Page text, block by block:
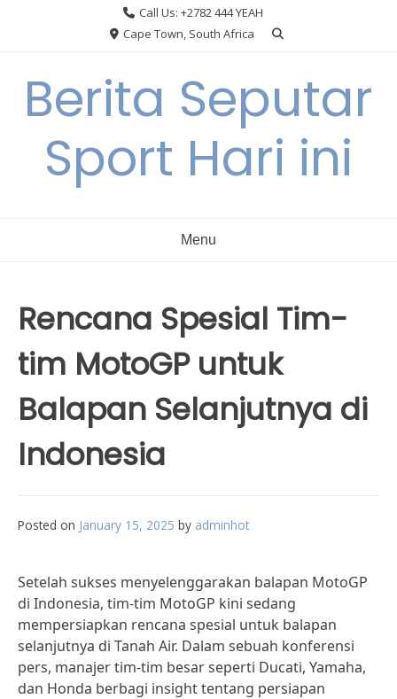
Call Us: +2782 444 YEAH
Cape Town, South Africa
Berita Seputar
Sport Hari ini
Menu
Rencana Spesial Tim-
tim MotoGP untuk
Balapan Selanjutnya di
Indonesia
Posted on January 15, 2025 by adminhot
Setelah sukses menyelenggarakan balapan MotoGP
di Indonesia, tim-tim MotoGP kini sedang
mempersiapkan rencana spesial untuk balapan
selanjutnya di Tanah Air. Dalam sebuah konferensi
pers, manajer tim-tim besar seperti Ducati, Yamaha,
dan Honda berbagi insight tentang persiapan